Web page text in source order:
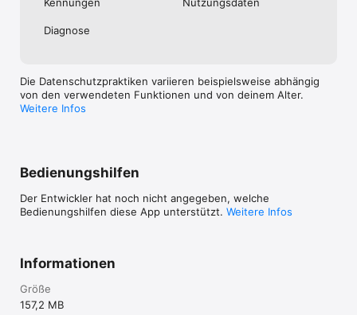
Diagnose
Die Datenschutzpraktiken variieren beispielsweise abhängig
von den verwendeten Funktionen und von deinem Alter.
Weitere Infos
Bedienungshilfen
Der Entwickler hat noch nicht angegeben, welche
Bedienungshilfen diese App unterstützt. Weitere Infos
Informationen
Größe
157,2 MB